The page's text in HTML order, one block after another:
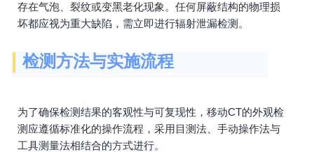
存在气泡、裂纹或变黑老化现象。任何屏蔽结构的物理损
坏都应视为重大缺陷，需立即进行辐射泄漏检测。
检测方法与实施流程
为了确保检测结果的客观性与可复现性，移动CT的外观检
测应遵循标准化的操作流程，采用目测法、手动操作法与
工具测量法相结合的方式进行。